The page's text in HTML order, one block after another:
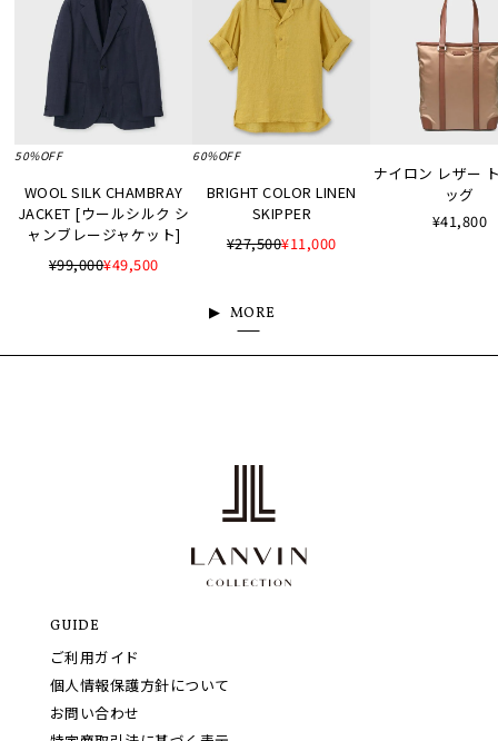
50%OFF
WOOL SILK CHAMBRAY
JACKET [ウールシルク シ
ャンブレージャケット]
¥99,000¥49,500
60%OFF
BRIGHT COLOR LINEN
SKIPPER
¥27,500¥11,000
ナイロン レザー
ッグ
¥41,800
MORE
GUIDE
ご利用ガイド
個人情報保護方針について
お問い合わせ